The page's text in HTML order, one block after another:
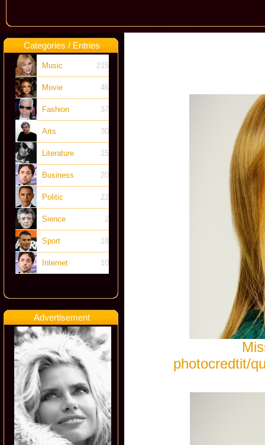
Categories / Entries
Music 215
Movie 46
Fashion 37
Arts 30
Literature 15
Business 20
Politic 22
Sience 2
Sport 18
Internet 10
Advertisement
photocredtit/